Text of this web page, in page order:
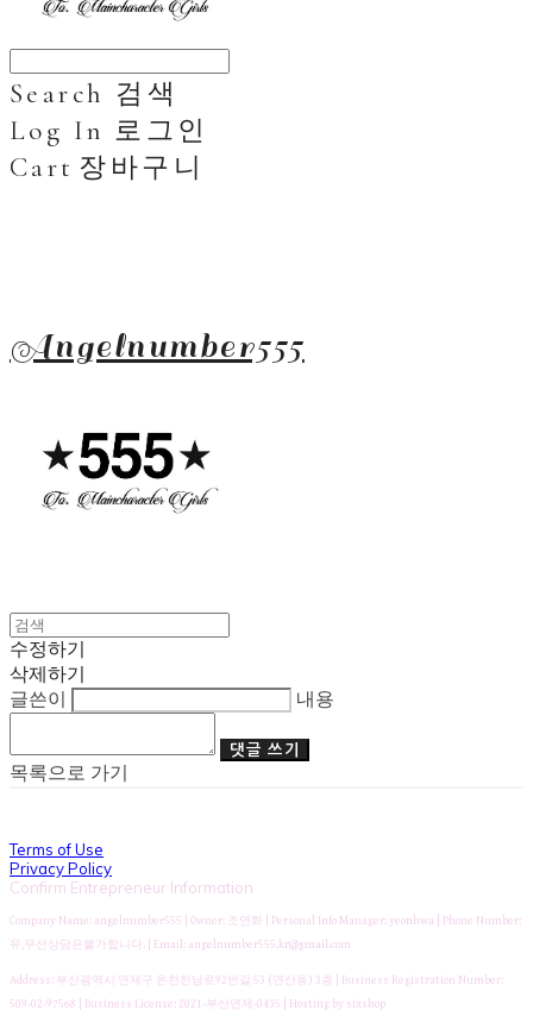
Search 검색
Log In 로그인
Cart 장바구니
Angelnumber555
수정하기
삭제하기
글쓴이
내용
댓글 쓰기
목록으로 가기
Terms of Use
Privacy Policy
Confirm Entrepreneur Information
Company Name: angelnumber555 | Owner: 조연화 | Personal Info Manager: yeonhwa | Phone Number:
유,무선상담은불가합니다. | Email: angelnumber555.kr@gmail.com
Address: 부산광역시 연제구 온천천남로92번길 53 (연산동) 3층 | Business Registration Number:
509-02-97568 | Business License:2021-부산연제-0435 | Hosting by sixshop